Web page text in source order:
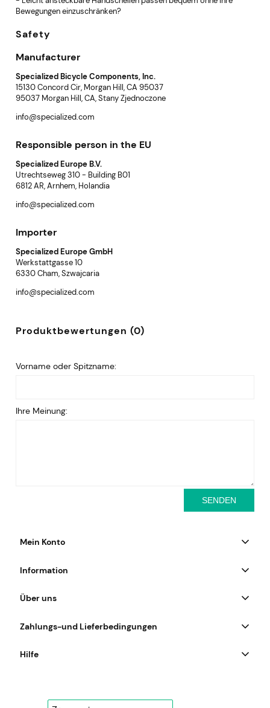
Bewegungen einzuschränken?
Safety
Manufacturer
Specialized Bicycle Components, Inc.
15130 Concord Cir, Morgan Hill, CA 95037
95037 Morgan Hill, CA, Stany Zjednoczone
info@specialized.com
Responsible person in the EU
Specialized Europe B.V.
Utrechtseweg 310 - Building B01
6812 AR, Arnhem, Holandia
info@specialized.com
Importer
Specialized Europe GmbH
Werkstattgasse 10
6330 Cham, Szwajcaria
info@specialized.com
Produktbewertungen (0)
Vorname oder Spitzname:
Ihre Meinung:
SENDEN
Mein Konto
Information
Über uns
Zahlungs-und Lieferbedingungen
Hilfe